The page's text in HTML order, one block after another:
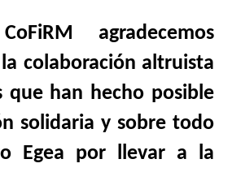
agradecemos
colaboración altruista
han hecho posible
solidaria y sobre todo
Egea por llevar a la